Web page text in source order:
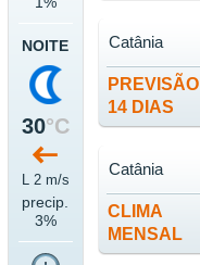
NOITE
30°C
L 2 m/s
precip.
3%
PREVISÃO
14 DIAS
Catânia
CLIMA
MENSAL
Catânia